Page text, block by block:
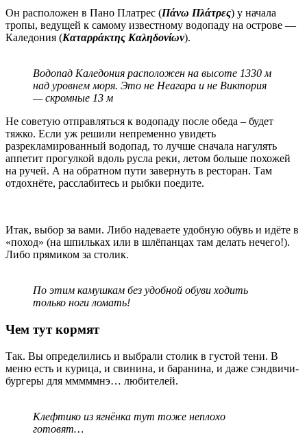
Он расположен в Пано Платрес (Πάνω Πλάτρες) у начала
тропы, ведущей к самому известному водопаду на острове —
Каледония (Καταρράκτης Καληδονίων).
Водопад Каледония расположен на высоте 1330 м
над уровнем моря. Это не Неагара и не Виктория
— скромные 13 м
Не советую отправляться к водопаду после обеда – будет
тяжко. Если уж решили непременно увидеть
разрекламированный водопад, то лучше сначала нагулять
аппетит прогулкой вдоль русла реки, летом больше похожей
на ручей. А на обратном пути завернуть в ресторан. Там
отдохнёте, расслабитесь и рыбки поедите.
Итак, выбор за вами. Либо надеваете удобную обувь и идёте в
«поход» (на шпильках или в шлёпанцах там делать нечего!).
Либо прямиком за столик.
По этим камушкам без удобной обуви ходить
только ноги ломать!
Чем тут кормят
Так. Вы определились и выбрали столик в густой тени. В
меню есть и курица, и свинина, и баранина, и даже сэндвичи-
бургеры для мммммнэ… любителей.
Клефтико из ягнёнка тут тоже неплохо
готовят…